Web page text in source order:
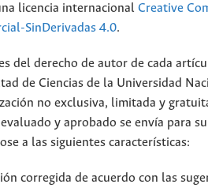
licencia internacional Creative
SinDerivadas 4.0.
del derecho de autor de cada
de Ciencias de la Universidad
no exclusiva, limitada y
y aprobado se envía para
a las siguientes características:
corregida de acuerdo con las